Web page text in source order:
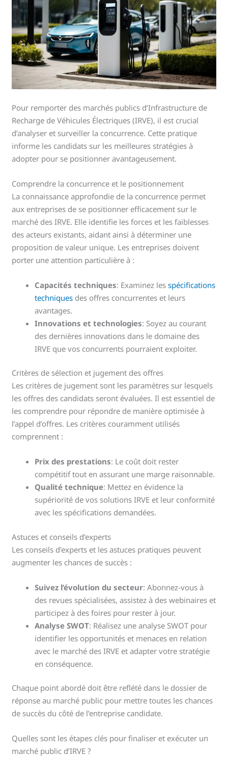
Pour remporter des marchés publics d’Infrastructure de
Recharge de Véhicules Électriques (IRVE), il est crucial
d’analyser et surveiller la concurrence. Cette pratique
informe les candidats sur les meilleures stratégies à
adopter pour se positionner avantageusement.
Comprendre la concurrence et le positionnement
La connaissance approfondie de la concurrence permet
aux entreprises de se positionner efficacement sur le
marché des IRVE. Elle identifie les forces et les faiblesses
des acteurs existants, aidant ainsi à déterminer une
proposition de valeur unique. Les entreprises doivent
porter une attention particulière à :
Capacités techniques: Examinez lesspécifications
techniques des offres concurrentes et leurs
avantages.
Innovations et technologies: Soyez au courant
des dernières innovations dans le domaine des
IRVE que vos concurrents pourraient exploiter.
Critères de sélection et jugement des offres
Les critères de jugement sont les paramètres sur lesquels
les offres des candidats seront évaluées. Il est essentiel de
les comprendre pour répondre de manière optimisée à
l’appel d’offres. Les critères couramment utilisés
comprennent :
Prix des prestations: Le coût doit rester
compétitif tout en assurant une marge raisonnable.
Qualité technique: Mettez en évidence la
supériorité de vos solutions IRVE et leur conformité
avec les spécifications demandées.
Astuces et conseils d’experts
Les conseils d’experts et les astuces pratiques peuvent
augmenter les chances de succès :
Suivez l’évolution du secteur: Abonnez-vous à
des revues spécialisées, assistez à des webinaires et
participez à des foires pour rester à jour.
Analyse SWOT: Réalisez une analyse SWOT pour
identifier les opportunités et menaces en relation
avec le marché des IRVE et adapter votre stratégie
en conséquence.
Chaque point abordé doit être reflété dans le dossier de
réponse au marché public pour mettre toutes les chances
de succès du côté de l’entreprise candidate.
Quelles sont les étapes clés pour finaliser et exécuter un
marché public d’IRVE ?